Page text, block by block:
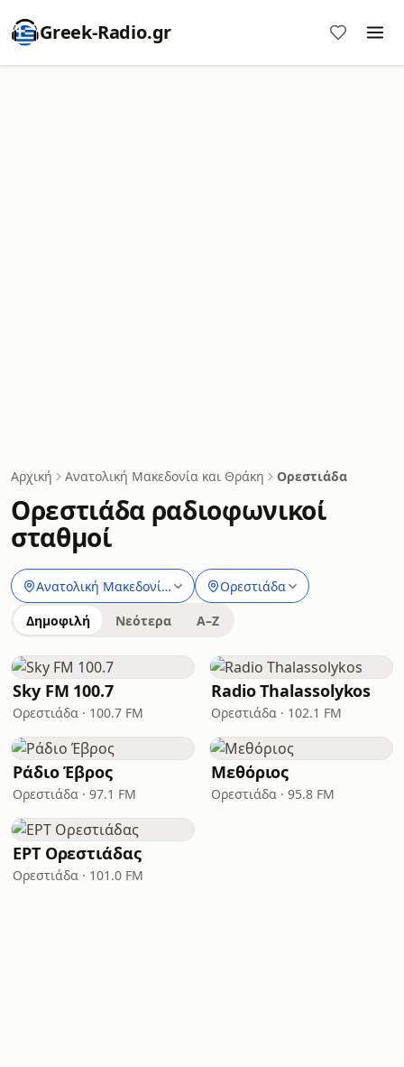
Greek-Radio.gr
Αρχική Ανατολική Μακεδονία και Θράκη Ορεστιάδα
Ορεστιάδα ραδιοφωνικοί
σταθμοί
Ανατολική Μακεδονία και ΘράκηΟρεστιάδα
Δημοφιλή Νεότερα A–Z
Sky FM 100.7
Ορεστιάδα · 100.7 FM
Radio Thalassolykos
Ορεστιάδα · 102.1 FM
Ράδιο Έβρος
Ορεστιάδα · 97.1 FM
Mεθόριος
Ορεστιάδα · 95.8 FM
ΕΡΤ Ορεστιάδας
Ορεστιάδα · 101.0 FM